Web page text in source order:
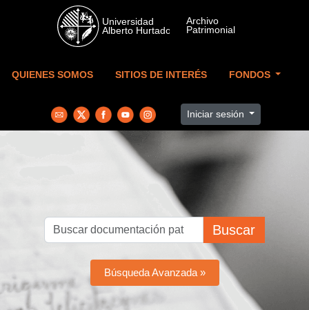
Skip to main content
QUIENES SOMOS SITIOS DE INTERÉS FONDOS
Iniciar sesión
Buscar
Búsqueda Avanzada »